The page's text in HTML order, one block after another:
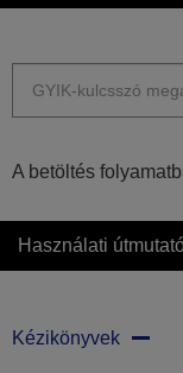
A betöltés
Használati
Kézikönyvek